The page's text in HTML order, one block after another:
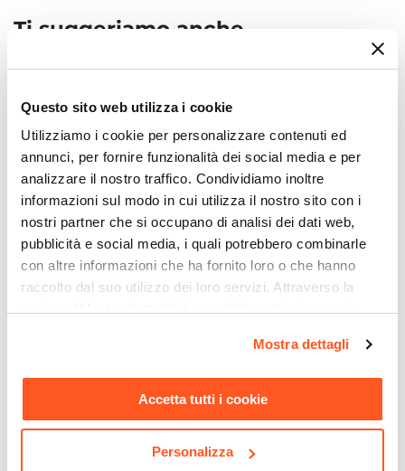
Questo sito web utilizza i cookie
Utilizziamo i cookie per personalizzare contenuti ed
annunci, per fornire funzionalità dei social media e per
analizzare il nostro traffico. Condividiamo inoltre
informazioni sul modo in cui utilizza il nostro sito con i
nostri partner che si occupano di analisi dei dati web,
pubblicità e social media, i quali potrebbero combinarle
con altre informazioni che ha fornito loro o che hanno
raccolto dal suo utilizzo dei loro servizi. Attraverso la
momento. Per maggiori informazioni si invita a leggere la
Mostra dettagli
Accetta tutti i cookie
Personalizza
14 cm
Cloe
Colore Specifico
Bianco opaco
Materiale
Installazione
Appoggio
Altezza Vasca
11,5 cm
Foro Miscelatore
Foro Troppopieno
Ti suggeriamo anche
canna alta bianco opaco
squadrato con cartuccia
ceramica cromato 1/2'' x 1/2''
€ 8,00